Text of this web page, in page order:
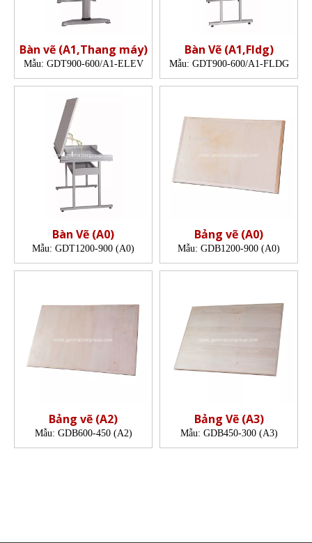
Bàn vẽ (A1,Thang máy)
Mẫu: GDT900-600/A1-ELEV
Bàn Vẽ (A1,Fldg)
Mẫu: GDT900-600/A1-FLDG
Bàn Vẽ (A0)
Mẫu: GDT1200-900 (A0)
Bảng vẽ (A0)
Mẫu: GDB1200-900 (A0)
Bảng vẽ (A2)
Mẫu: GDB600-450 (A2)
Bảng Vẽ (A3)
Mẫu: GDB450-300 (A3)